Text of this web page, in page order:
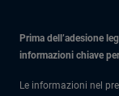
Prima dell’adesione
informazioni chiave
Le informazioni nel